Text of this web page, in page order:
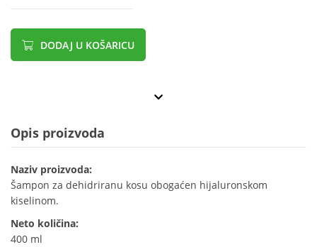
DODAJ U KOŠARICU
Opis proizvoda
Naziv proizvoda:
Šampon za dehidriranu kosu obogaćen hijaluronskom
kiselinom.
Neto količina:
400 ml